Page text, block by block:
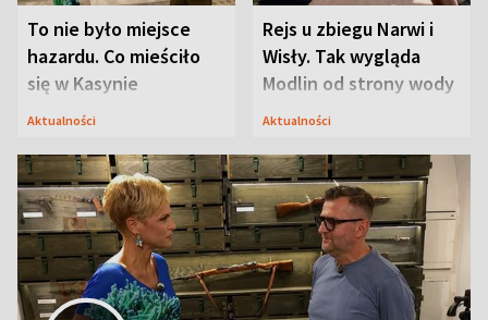
To nie było miejsce
hazardu. Co mieściło
się w Kasynie
Oficerskim?
Aktualności
Rejs u zbiegu Narwi i
Wisły. Tak wygląda
Modlin od strony wody
Aktualności